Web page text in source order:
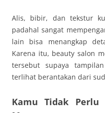
Alis, bibir, dan tekstur
padahal sangat
lain bisa menangkap
Karena itu, beauty salon
tersebut supaya
terlihat berantakan dari
Kamu Tidak Perlu